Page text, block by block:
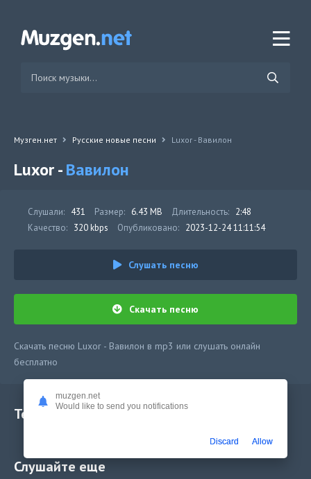
Музген.нет Русские новые песни Luxor - Вавилон
Luxor -Вавилон
Слушали: 431 Размер: 6.43 MB Длительность: 2:48
Качество: 320 kbps Опубликовано: 2023-12-24 11:11:54
Слушать песню
Скачать песню
Скачать песню Luxor - Вавилон в mp3 или слушать онлайн
бесплатно
Текст песни
Слушайте еще
muzgen.net
Would like to send you notifications
Discard Allow